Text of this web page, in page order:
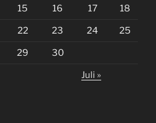
15 16 17 18
22 23 24 25
29 30
Juli »